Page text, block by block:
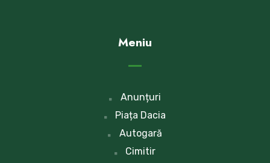
Meniu
Anunțuri
Piața Dacia
Autogară
Cimitir